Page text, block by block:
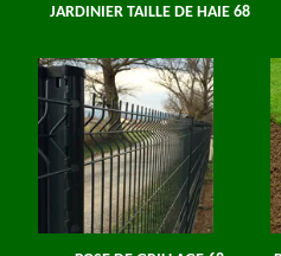
JARDINIER TAILLE DE HAIE 68